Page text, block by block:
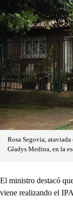
Rosa Segovia,
Gladys Medina, en la
El ministro destacó
viene realizando el